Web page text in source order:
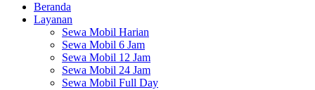
Beranda
Layanan
Sewa Mobil Harian
Sewa Mobil 6 Jam
Sewa Mobil 12 Jam
Sewa Mobil 24 Jam
Sewa Mobil Full Day